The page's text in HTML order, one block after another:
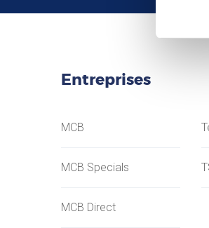
Entreprises
MCB
MCB Specials
MCB Direct